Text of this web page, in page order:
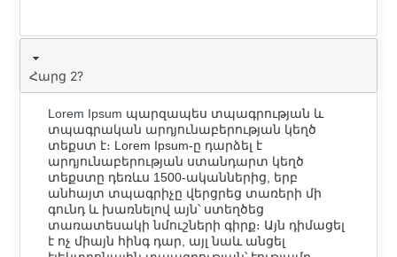
Հարց 2?
Lorem Ipsum պարզապես տպագրության և
տպագրական արդյունաբերության կեղծ
տեքստ է։ Lorem Ipsum-ը դարձել է
արդյունաբերության ստանդարտ կեղծ
տեքստը դեռևս 1500-ականներից, երբ
անհայտ տպագրիչը վերցրեց տառերի մի
գունդ և խառնելով այն՝ ստեղծեց
տառատեսակի նմուշների գիրք։ Այն դիմացել
է ոչ միայն հինգ դար, այլ նաև անցել